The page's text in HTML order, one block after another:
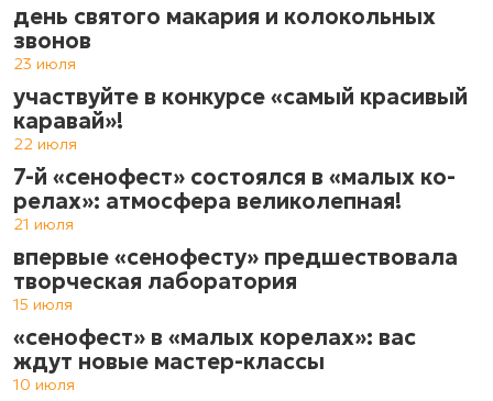
день святого макария и колокольных
звонов
23 июля
участвуйте в конкурсе «самый красивый
каравай»!
22 июля
7-й «сенофест» состоялся в «ма­лых ко­
ре­лах»: атмос­фе­ра ве­ли­ко­леп­ная!
21 июля
впервые «сенофесту» предшествовала
творческая лаборатория
15 июля
«сенофест» в «малых корелах»: вас
ждут новые мастер-классы
10 июля